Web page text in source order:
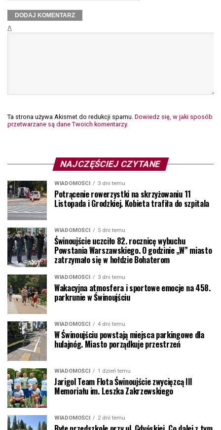
Δ
Ta strona używa Akismet do redukcji spamu. Dowiedz się, w jaki sposób
przetwarzane są dane Twoich komentarzy.
NAJCZĘŚCIEJ CZYTANE
WIADOMOŚCI 3 dni temu
Potrącenie rowerzystki na skrzyżowaniu 11
Listopada i Grodzkiej. Kobieta trafiła do szpitala
WIADOMOŚCI 5 dni temu
Świnoujście uczciło 82. rocznicę wybuchu
Powstania Warszawskiego. O godzinie „W” miasto
zatrzymało się w hołdzie Bohaterom
WIADOMOŚCI 3 dni temu
Wakacyjna atmosfera i sportowe emocje na 458.
parkrunie w Świnoujściu
WIADOMOŚCI 4 dni temu
W Świnoujściu powstają miejsca parkingowe dla
hulajnóg. Miasto porządkuje przestrzeń
WIADOMOŚCI 1 dzień temu
Jarigol Team Flota Świnoujście zwycięzcą III
Memoriału im. Leszka Zakrzewskiego
WIADOMOŚCI 2 dni temu